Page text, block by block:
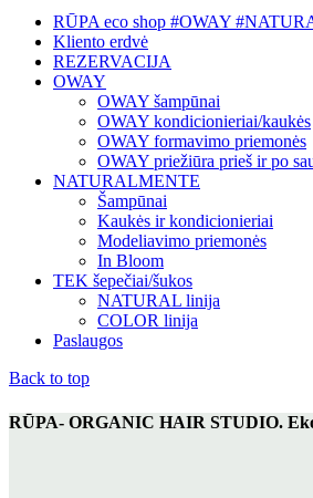
RŪPA eco shop #OWAY
Kliento erdvė
REZERVACIJA
OWAY
OWAY šampūnai
OWAY kondicionieriai/kaukės
OWAY formavimo priemonės
OWAY priežiūra prieš ir po
NATURALMENTE
Šampūnai
Kaukės ir kondicionieriai
Modeliavimo priemonės
In Bloom
TEK šepečiai/šukos
NATURAL linija
COLOR linija
Paslaugos
Back to top
RŪPA- ORGANIC HAIR STUDIO.